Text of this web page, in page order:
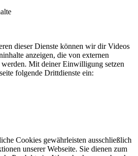
dieser Dienste können wir dir Videos
anzeigen, die von externen
werden. Mit deiner Einwilligung setzen
folgende Drittdienste ein:
Cookies gewährleisten ausschließlich
unserer Webseite. Sie dienen zum